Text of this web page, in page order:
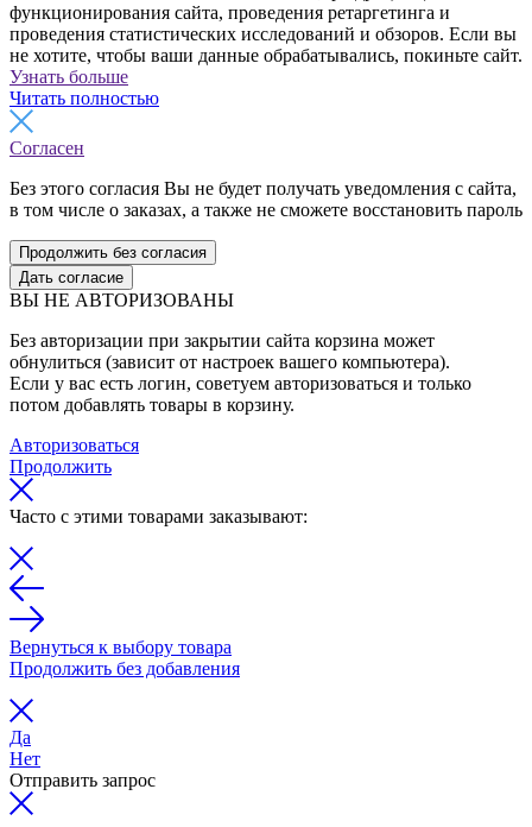
функционирования сайта, проведения ретаргетинга и
проведения статистических исследований и обзоров. Если вы
не хотите, чтобы ваши данные обрабатывались, покиньте сайт.
Узнать больше
Читать полностью
Согласен
Без этого согласия Вы не будет получать уведомления с сайта,
в том числе о заказах, а также не сможете восстановить пароль
Продолжить без согласия
Дать согласие
ВЫ НЕ АВТОРИЗОВАНЫ
Без авторизации при закрытии сайта корзина может
обнулиться (зависит от настроек вашего компьютера).
Если у вас есть логин, советуем авторизоваться и только
потом добавлять товары в корзину.
Авторизоваться
Продолжить
Часто с этими товарами заказывают:
Вернуться к выбору товара
Продолжить без добавления
Да
Нет
Отправить запрос